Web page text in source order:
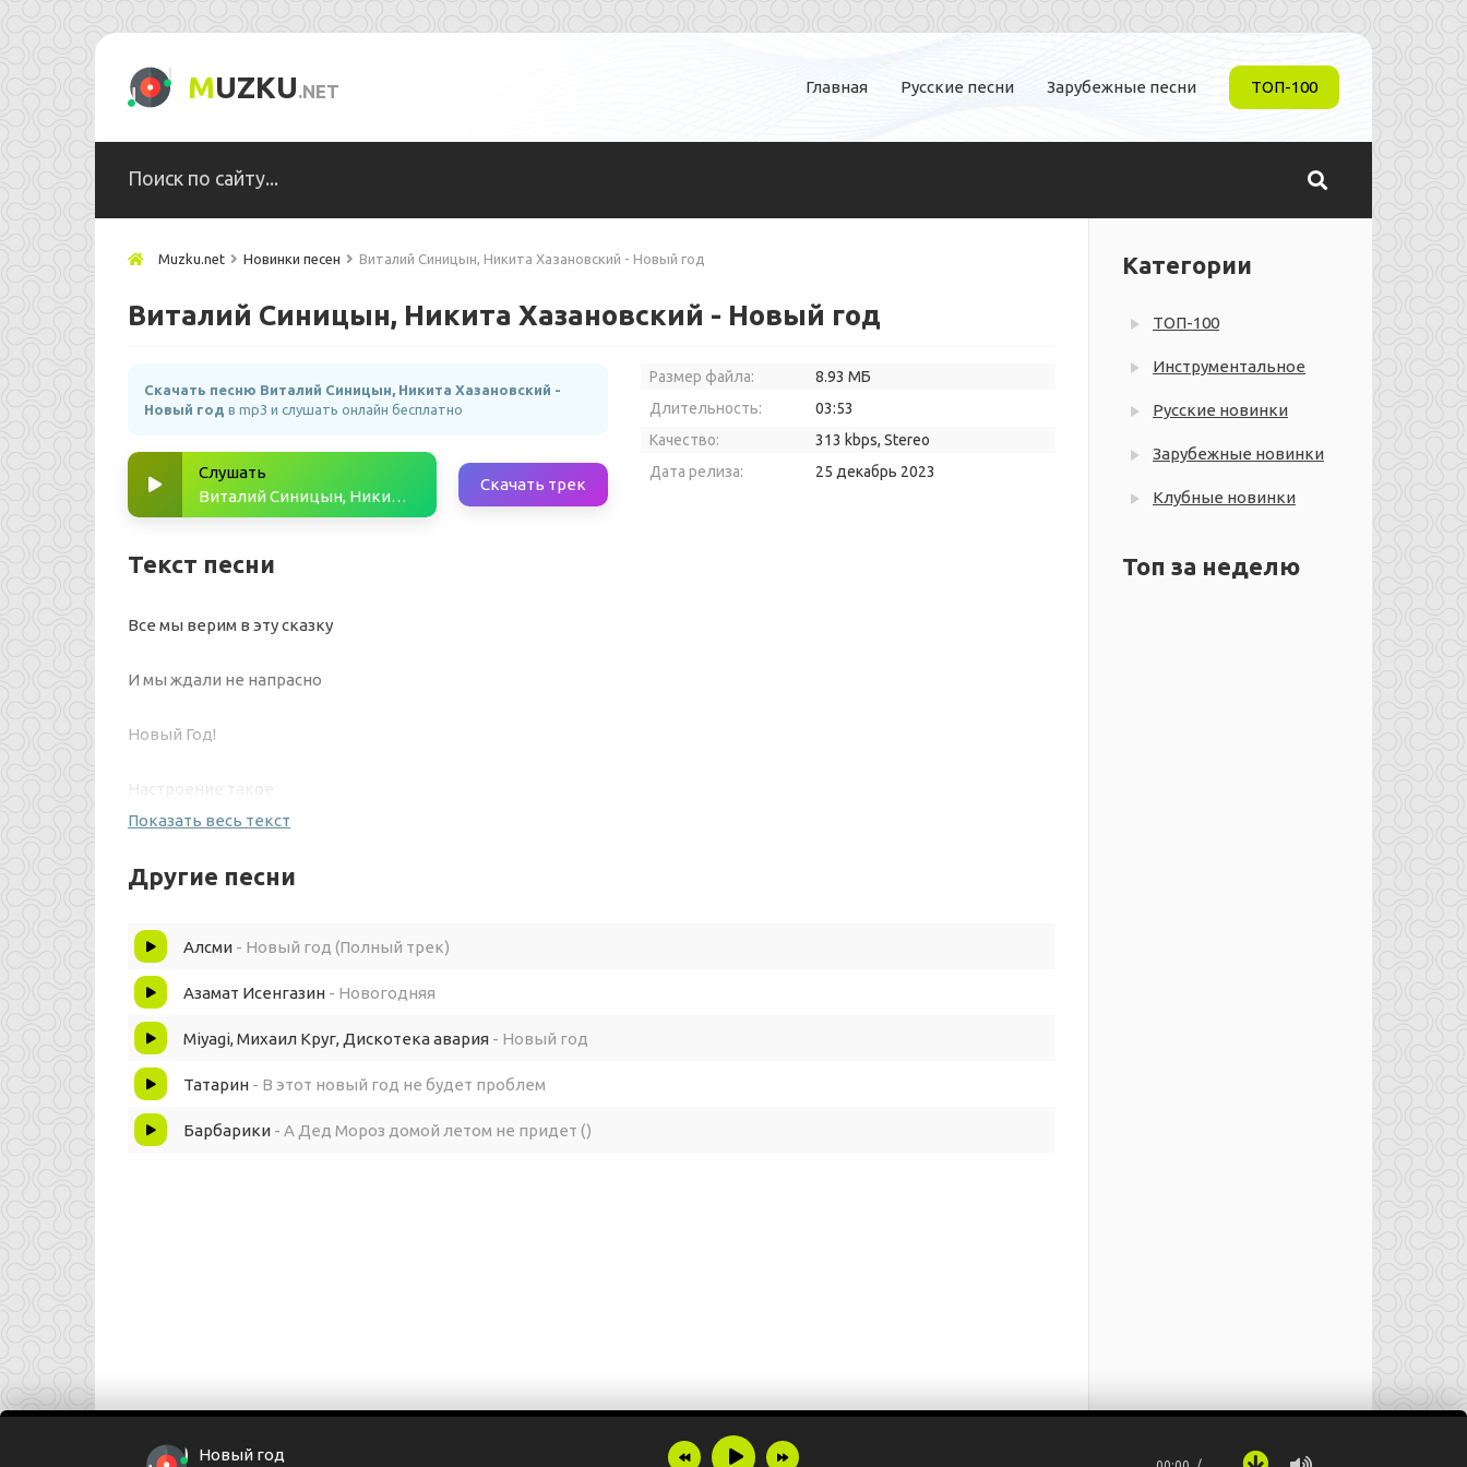
MUZKU.NET Главная Русские песни Зарубежные песни ТОП-100
Muzku.net Новинки песен Виталий Синицын, Никита Хазановский - Новый год
Виталий Синицын, Никита Хазановский - Новый год
Скачать песню Виталий Синицын, Никита Хазановский -
Новый год в mp3 и слушать онлайн бесплатно
Слушать
Виталий Синицын, Никита Хазановский - Новый год
Скачать трек
Размер файла:
8.93 МБ
Длительность:
03:53
Качество:
313 kbps, Stereo
Дата релиза:
25 декабрь 2023
Текст песни
Все мы верим в эту сказку
И мы ждали не напрасно
Новый Год!
Настроение такое
Что играет с мишурою
У «судьбы ироний» много
И фильм этот новогодним
Стал давно
И бьют часы двенадцать
Показать весь текст
Другие песни
Алсми - Новый год (Полный трек)
Азамат Исенгазин - Новогодняя
Miyagi, Михаил Круг, Дискотека авария - Новый год
Татарин - В этот новый год не будет проблем
Барбарики - А Дед Мороз домой летом не придет ()
Категории
ТОП-100
Инструментальное
Русские новинки
Зарубежные новинки
Клубные новинки
Топ за неделю
Новый год